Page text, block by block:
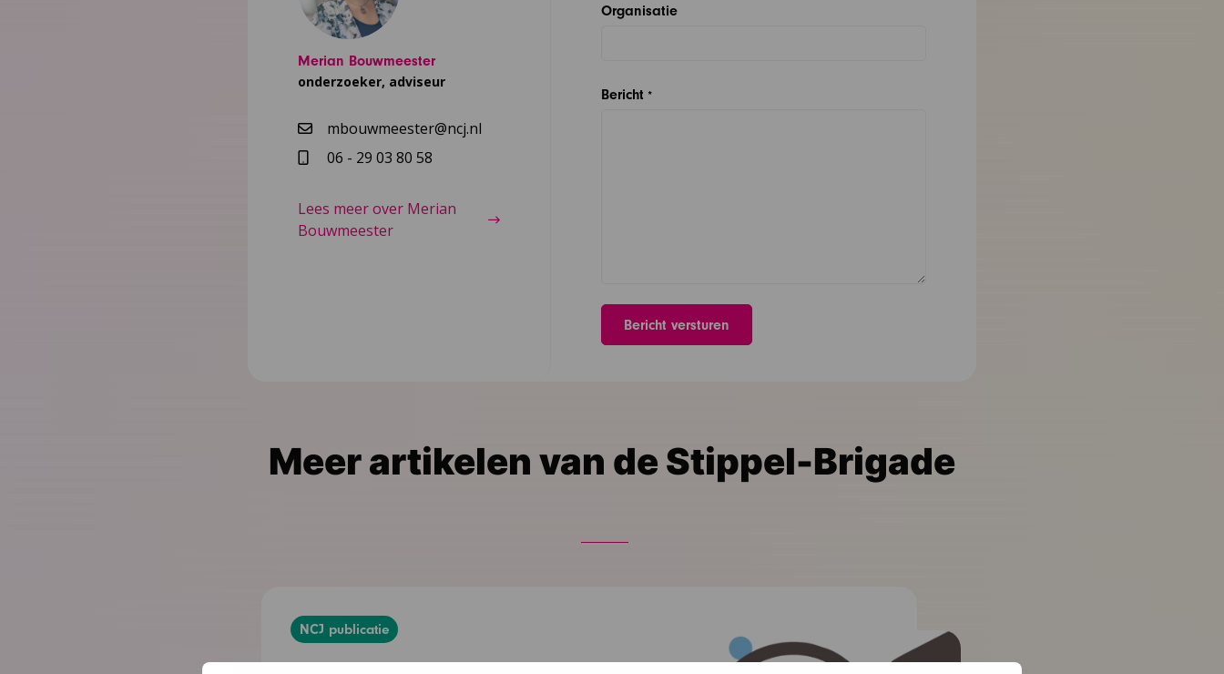
Merian Bouwmeester
onderzoeker, adviseur
mbouwmeester@ncj.nl
06 - 29 03 80 58
Lees meer over Merian
Bouwmeester
Organisatie
Bericht *
Meer artikelen van de Stippel-Brigade
NCJ publicatie